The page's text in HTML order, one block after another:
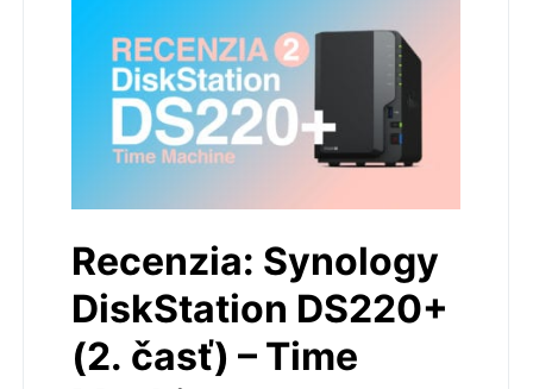
Recenzia: Synology
DiskStation DS220+
(2. časť) – Time